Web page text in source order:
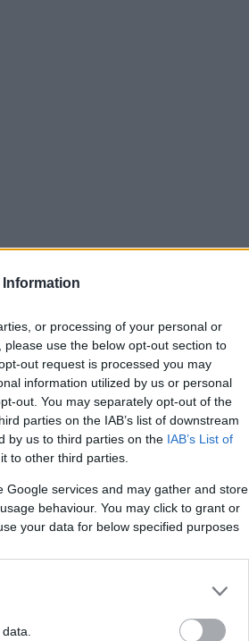
Information
or processing of your personal or
use the below opt-out section to
out request is processed you may
information utilized by us or personal
out. You may separately opt-out of the
parties on the IAB’s list of downstream
by us to third parties on the IAB’s List of
to other third parties.
services and may gather and store
behaviour. You may click to grant or
your data for below specified purposes